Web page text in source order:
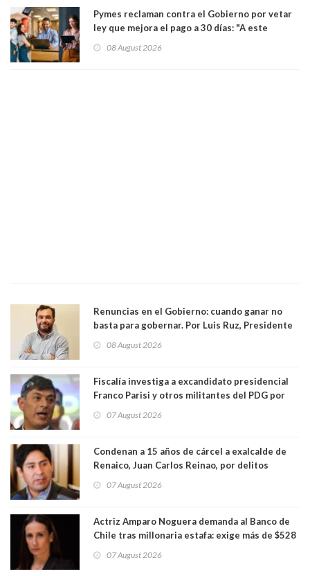
Pymes reclaman contra el Gobierno por vetar
ley que mejora el pago a 30 días: "A este
medianas empresas"
08 August 2026
Renuncias en el Gobierno: cuando ganar no
basta para gobernar. Por Luis Ruz, Presidente
08 August 2026
Fiscalía investiga a excandidato presidencial
Franco Parisi y otros militantes del PDG por
07 August 2026
Condenan a 15 años de cárcel a exalcalde de
Renaico, Juan Carlos Reinao, por delitos
07 August 2026
Actriz Amparo Noguera demanda al Banco de
Chile tras millonaria estafa: exige más de $528
07 August 2026